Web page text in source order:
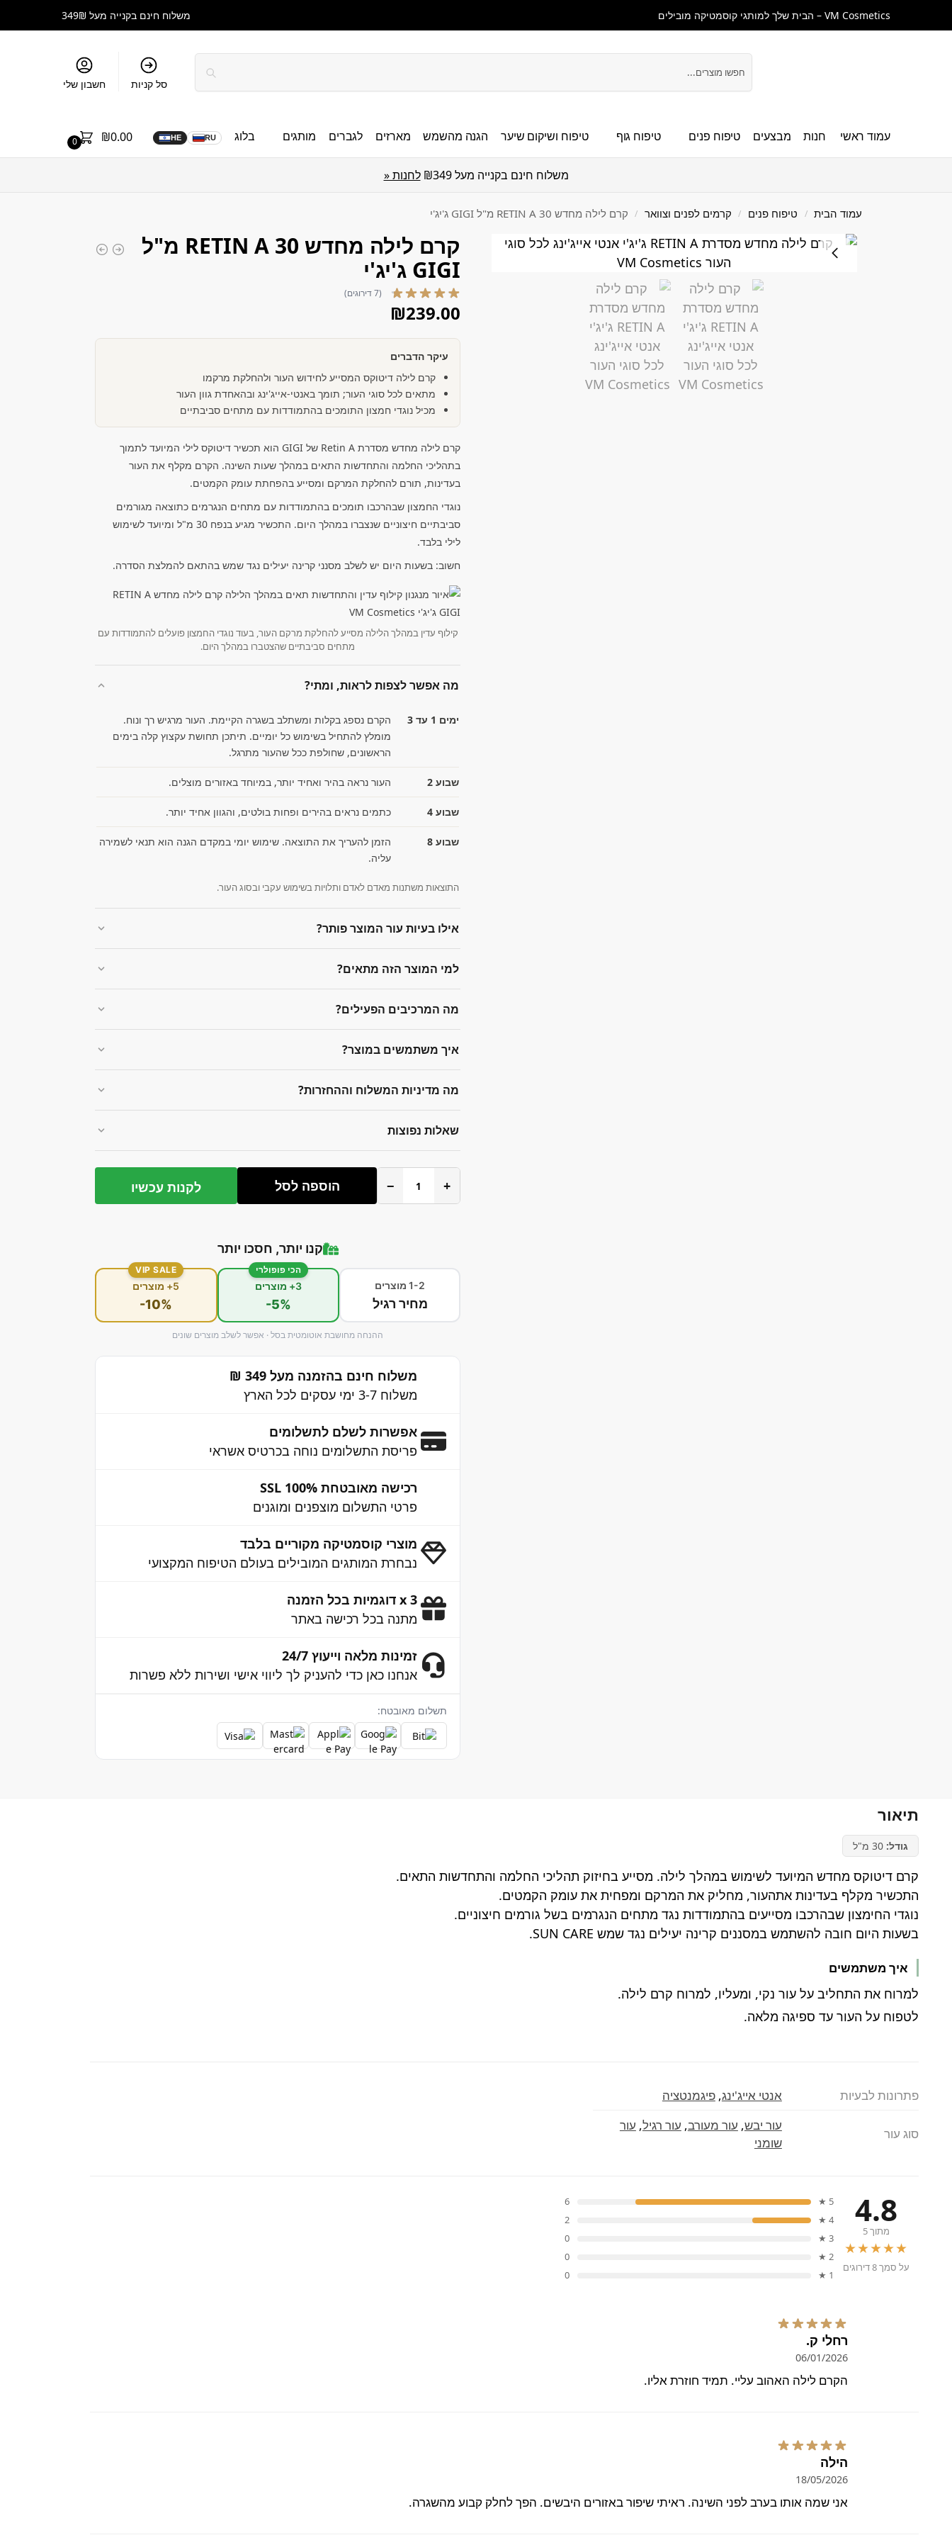
VM Cosmetics – הבית שלך למותגי קוסמטיקה מובילים משלוח חינם בקנייה מעל 349₪
סל קניות חשבון שלי
עמוד ראשי חנות מבצעים טיפוח פנים טיפוח גוף טיפוח ושיקום שיער הגנה מהשמש מארזים לגברים מותגים בלוג HE RU
₪0.00
0
משלוח חינם בקנייה מעל ₪349 לחנות «
עמוד הבית / טיפוח פנים / קרמים לפנים וצוואר / קרם לילה מחדש RETIN A 30 מ"ל GIGI ג'יג'י
קרם לילה מחדש RETIN A 30 מ"ל
GIGI ג'יג'י
(7 דירוגים)
₪239.00
עיקר הדברים
קרם לילה דיטוקס המסייע לחידוש העור ולהחלקת מרקמו
מתאים לכל סוגי העור; תומך באנטי-אייג'ינג ובהאחדת גוון העור
מכיל נוגדי חמצון התומכים בהתמודדות עם מתחים סביבתיים
קרם לילה מחדש מסדרת Retin A של GIGI הוא תכשיר דיטוקס לילי המיועד לתמוך
בתהליכי החלמה והתחדשות התאים במהלך שעות השינה. הקרם מקלף את העור
בעדינות, תורם להחלקת המרקם ומסייע בהפחתת עומק הקמטים.
נוגדי החמצון שבהרכבו תומכים בהתמודדות עם מתחים הנגרמים כתוצאה מגורמים
סביבתיים חיצוניים שנצברו במהלך היום. התכשיר מגיע בנפח 30 מ"ל ומיועד לשימוש
לילי בלבד.
חשוב: בשעות היום יש לשלב מסנני קרינה יעילים נגד שמש בהתאם להמלצת הסדרה.
קילוף עדין במהלך הלילה מסייע להחלקת מרקם העור, בעוד נוגדי החמצון פועלים להתמודדות עם
מתחים סביבתיים שהצטברו במהלך היום.
מה אפשר לצפות לראות, ומתי?
ימים 1 עד 3
הקרם נספג בקלות ומשתלב בשגרה הקיימת. העור מרגיש רך ונוח.
מומלץ להתחיל בשימוש כל יומיים. תיתכן תחושת עקצוץ קלה בימים
הראשונים, שחולפת ככל שהעור מתרגל.
שבוע 2 העור נראה בהיר ואחיד יותר, במיוחד באזורים מוצלים.
שבוע 4 כתמים נראים בהירים ופחות בולטים, והגוון אחיד יותר.
שבוע 8
הזמן להעריך את התוצאה. שימוש יומי במקדם הגנה הוא תנאי לשמירה
עליה.
התוצאות משתנות מאדם לאדם ותלויות בשימוש עקבי ובסוג העור.
אילו בעיות עור המוצר פותר?
למי המוצר הזה מתאים?
מה המרכיבים הפעילים?
איך משתמשים במוצר?
מה מדיניות המשלוח וההחזרות?
שאלות נפוצות
+
− הוספה לסל לקנות עכשיו
קנו יותר, חסכו יותר
1-2 מוצרים
מחיר רגיל
הכי פופולרי
3+ מוצרים
-5%
VIP SALE
5+ מוצרים
-10%
ההנחה מחושבת אוטומטית בסל · אפשר לשלב מוצרים שונים
משלוח חינם בהזמנה מעל 349 ₪
משלוח 3-7 ימי עסקים לכל הארץ
אפשרות לשלם לתשלומים
פריסת התשלומים נוחה בכרטיס אשראי
רכישה מאובטחת 100% SSL
פרטי התשלום מוצפנים ומוגנים
מוצרי קוסמטיקה מקוריים בלבד
נבחרת המותגים המובילים בעולם הטיפוח המקצועי
3 x דוגמיות בכל הזמנה
מתנה בכל רכישה באתר
זמינות מלאה וייעוץ 24/7
אנחנו כאן כדי להעניק לך ליווי אישי ושירות ללא פשרות
תשלום מאובטח:
תיאור
גודל: 30 מ"ל
קרם דיטוקס מחדש המיועד לשימוש במהלך לילה. מסייע בחיזוק תהליכי החלמה והתחדשות התאים.
התכשיר מקלף בעדינות אתהעור, מחליק את המרקם ומפחית את עומק הקמטים.
נוגדי החימצון שבהרכבו מסייעים בהתמודדות נגד מתחים הנגרמים בשל גורמים חיצוניים.
בשעות היום חובה להשתמש במסננים קרינה יעילים נגד שמש SUN CARE.
איך משתמשים
למרוח את התחליב על עור נקי, ומעליו, למרוח קרם לילה.
לטפוח על העור עד ספיגה מלאה.
פתרונות לבעיות אנטי אייג'ינג,פיגמנטציה
סוג עור
עור יבש, עור מעורב, עור רגיל, עור
שומני
4.8
מתוך 5
★★★★★
על סמך 8 דירוגים
5 ★
6
4 ★
2
3 ★
0
2 ★
0
1 ★
0
רחלי ק.
06/01/2026
הקרם לילה האהוב עליי. תמיד חוזרת אליו.
הילה
18/05/2026
אני שמה אותו בערב לפני השינה. ראיתי שיפור באזורים היבשים. הפך לחלק קבוע מהשגרה.